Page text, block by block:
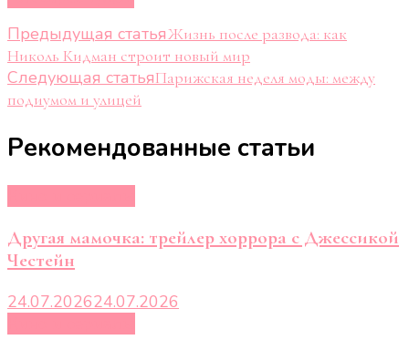
Навигация
по
записям
Предыдущая статьяЖизнь после развода: как
Николь Кидман строит новый мир
Следующая статьяПарижская неделя моды: между
подиумом и улицей
Рекомендованные статьи
Другая мамочка: трейлер хоррора с Джессикой
Честейн
24.07.202624.07.2026